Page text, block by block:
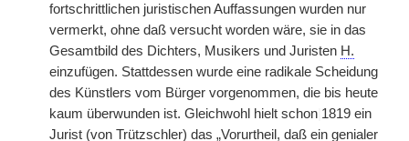
fortschrittlichen juristischen Auffassungen wurden nur
vermerkt, ohne daß versucht worden wäre, sie in das
Gesamtbild des Dichters, Musikers und Juristen H.
einzufügen. Stattdessen wurde eine radikale Scheidung
des Künstlers vom Bürger vorgenommen, die bis heute
kaum überwunden ist. Gleichwohl hielt schon 1819 ein
Jurist (von Trützschler) das „Vorurtheil, daß ein genialer